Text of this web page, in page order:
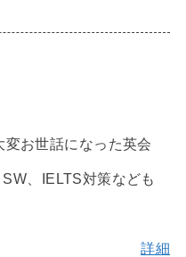
お世話になった英会
、IELTS対策なども
詳細